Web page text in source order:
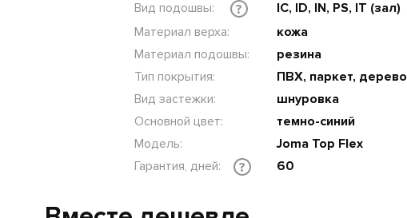
Вид подошвы:
? IC, ID, IN, PS, IT (зал)
Материал верха:
кожа
Материал подошвы:
резина
Тип покрытия:
ПВХ, паркет, дерево
Вид застежки:
шнуровка
Основной цвет:
темно-синий
Модель:
Joma Top Flex
Гарантия, дней:
? 60